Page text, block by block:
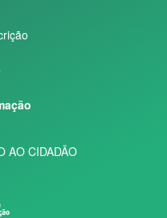
AO CIDADÃO